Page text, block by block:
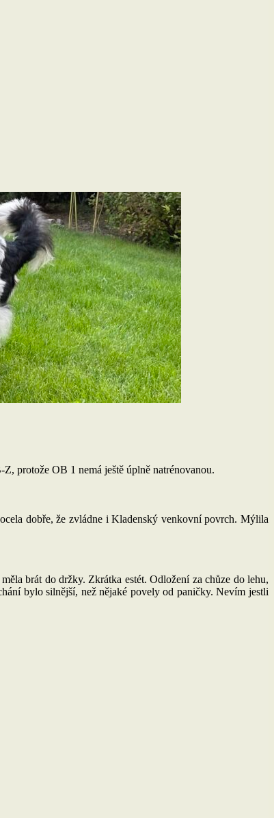
protože OB 1 nemá ještě úplně natrénovanou.
dobře, že zvládne i Kladenský venkovní povrch. Mýlila
brát do držky. Zkrátka estét. Odložení za chůze do lehu,
bylo silnější, než nějaké povely od paničky. Nevím jestli